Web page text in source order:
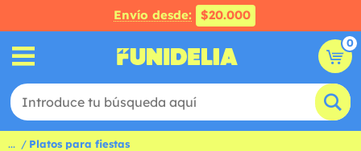
Envío desde: $20.000
0
... Platos para fiestas